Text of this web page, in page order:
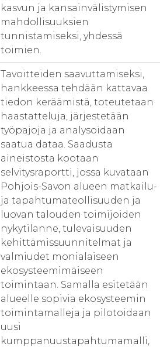
kasvun ja kansainvälistymisen
mahdollisuuksien
tunnistamiseksi, yhdessä
toimien.
Tavoitteiden saavuttamiseksi,
hankkeessa tehdään kattavaa
tiedon keräämistä, toteutetaan
haastatteluja, järjestetään
työpajoja ja analysoidaan
saatua dataa. Saadusta
aineistosta kootaan
selvitysraportti, jossa kuvataan
Pohjois-Savon alueen matkailu-
ja tapahtumateollisuuden ja
luovan talouden toimijoiden
nykytilanne, tulevaisuuden
kehittämissuunnitelmat ja
valmiudet monialaiseen
ekosysteemimäiseen
toimintaan. Samalla esitetään
alueelle sopivia ekosysteemin
toimintamalleja ja pilotoidaan
uusi
kumppanuustapahtumamalli,